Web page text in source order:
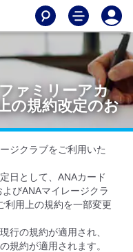
ァミリーアカ
の規約改定のお
ジクラブをご利用いた
日として、ANAカード
びANAマイレージクラ
利用上の規約を一部変更
行の規約が適用され、
規約が適用されます。